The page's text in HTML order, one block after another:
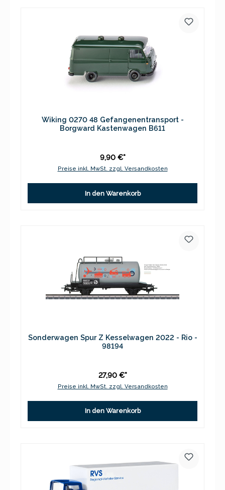
Wiking 0270 48 Gefangenentransport -
Borgward Kastenwagen B611
9,90 €*
Preise inkl. MwSt. zzgl. Versandkosten
In den Warenkorb
Sonderwagen Spur Z Kesselwagen 2022 - Rio -
98194
27,90 €*
Preise inkl. MwSt. zzgl. Versandkosten
In den Warenkorb